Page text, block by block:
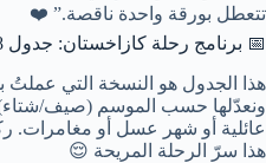
تتعطل بورقة واحدة ناقصة.” ❤️
📅 برنامج رحلة كازاخستان: جدول 8 أيام (قابل للتخصيص)
هذا الجدول هو النسخة التي عملتُ
ونعدّلها حسب الموسم (صيف/
عائلية أو شهر عسل أو مغامرات.
هذا سرّ الرحلة المريحة 😌